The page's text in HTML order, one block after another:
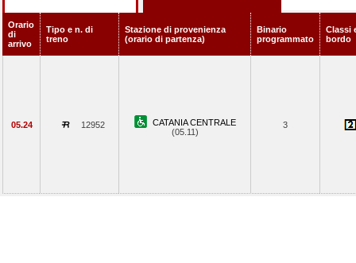
Orario
di
arrivo
Tipo e n. di
treno
Stazione di provenienza
(orario di partenza)
Binario
programmato
Classi
bordo
05.24 12952
CATANIA CENTRALE
(05.11)
3